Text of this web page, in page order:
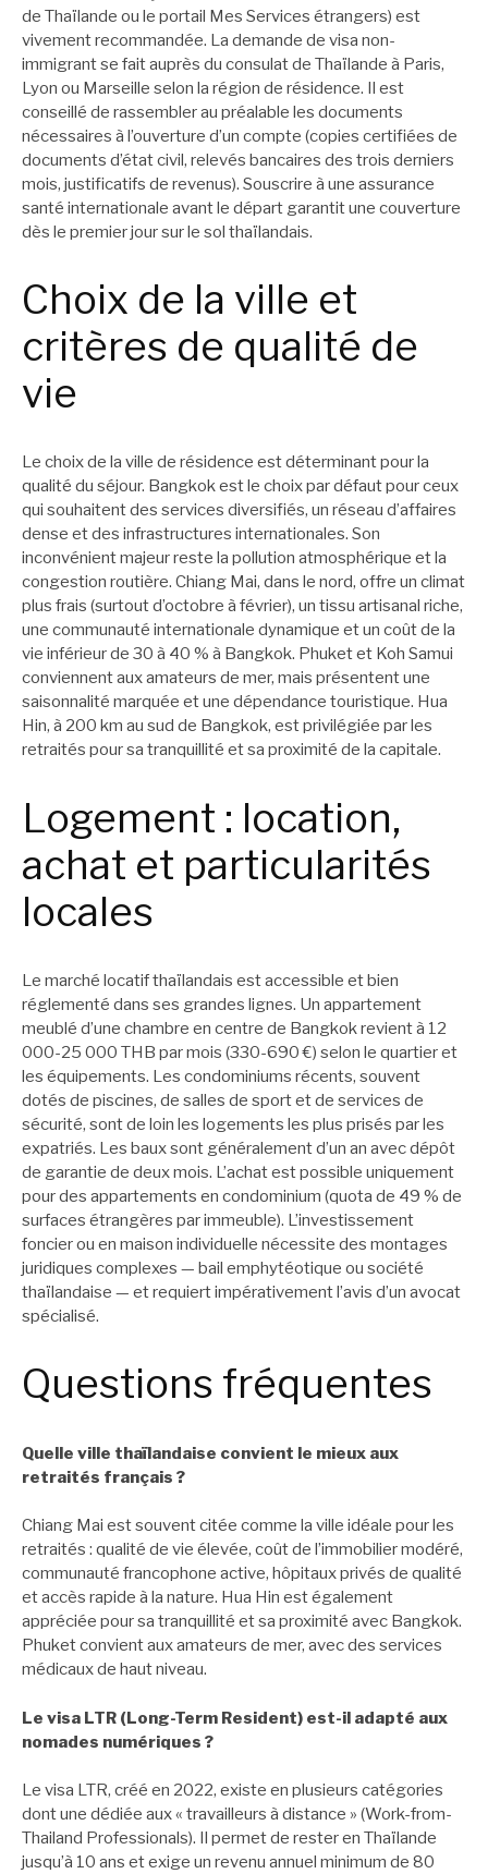
de Thaïlande ou le portail Mes Services étrangers) est
vivement recommandée. La demande de visa non-
immigrant se fait auprès du consulat de Thaïlande à Paris,
Lyon ou Marseille selon la région de résidence. Il est
conseillé de rassembler au préalable les documents
nécessaires à l’ouverture d’un compte (copies certifiées de
documents d’état civil, relevés bancaires des trois derniers
mois, justificatifs de revenus). Souscrire à une assurance
santé internationale avant le départ garantit une couverture
dès le premier jour sur le sol thaïlandais.
Choix de la ville et
critères de qualité de
vie
Le choix de la ville de résidence est déterminant pour la
qualité du séjour. Bangkok est le choix par défaut pour ceux
qui souhaitent des services diversifiés, un réseau d’affaires
dense et des infrastructures internationales. Son
inconvénient majeur reste la pollution atmosphérique et la
congestion routière. Chiang Mai, dans le nord, offre un climat
plus frais (surtout d’octobre à février), un tissu artisanal riche,
une communauté internationale dynamique et un coût de la
vie inférieur de 30 à 40 % à Bangkok. Phuket et Koh Samui
conviennent aux amateurs de mer, mais présentent une
saisonnalité marquée et une dépendance touristique. Hua
Hin, à 200 km au sud de Bangkok, est privilégiée par les
retraités pour sa tranquillité et sa proximité de la capitale.
Logement : location,
achat et particularités
locales
Le marché locatif thaïlandais est accessible et bien
réglementé dans ses grandes lignes. Un appartement
meublé d’une chambre en centre de Bangkok revient à 12
000-25 000 THB par mois (330-690 €) selon le quartier et
les équipements. Les condominiums récents, souvent
dotés de piscines, de salles de sport et de services de
sécurité, sont de loin les logements les plus prisés par les
expatriés. Les baux sont généralement d’un an avec dépôt
de garantie de deux mois. L’achat est possible uniquement
pour des appartements en condominium (quota de 49 % de
surfaces étrangères par immeuble). L’investissement
foncier ou en maison individuelle nécessite des montages
juridiques complexes — bail emphytéotique ou société
thaïlandaise — et requiert impérativement l’avis d’un avocat
spécialisé.
Questions fréquentes
Quelle ville thaïlandaise convient le mieux aux
retraités français ?
Chiang Mai est souvent citée comme la ville idéale pour les
retraités : qualité de vie élevée, coût de l’immobilier modéré,
communauté francophone active, hôpitaux privés de qualité
et accès rapide à la nature. Hua Hin est également
appréciée pour sa tranquillité et sa proximité avec Bangkok.
Phuket convient aux amateurs de mer, avec des services
médicaux de haut niveau.
Le visa LTR (Long-Term Resident) est-il adapté aux
nomades numériques ?
Le visa LTR, créé en 2022, existe en plusieurs catégories
dont une dédiée aux « travailleurs à distance » (Work-from-
Thailand Professionals). Il permet de rester en Thaïlande
jusqu’à 10 ans et exige un revenu annuel minimum de 80